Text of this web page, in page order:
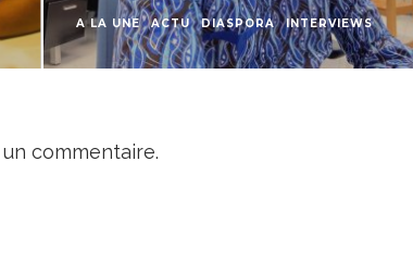
A LA UNE ACTU DIASPORA INTERVIEWS
commentaire.